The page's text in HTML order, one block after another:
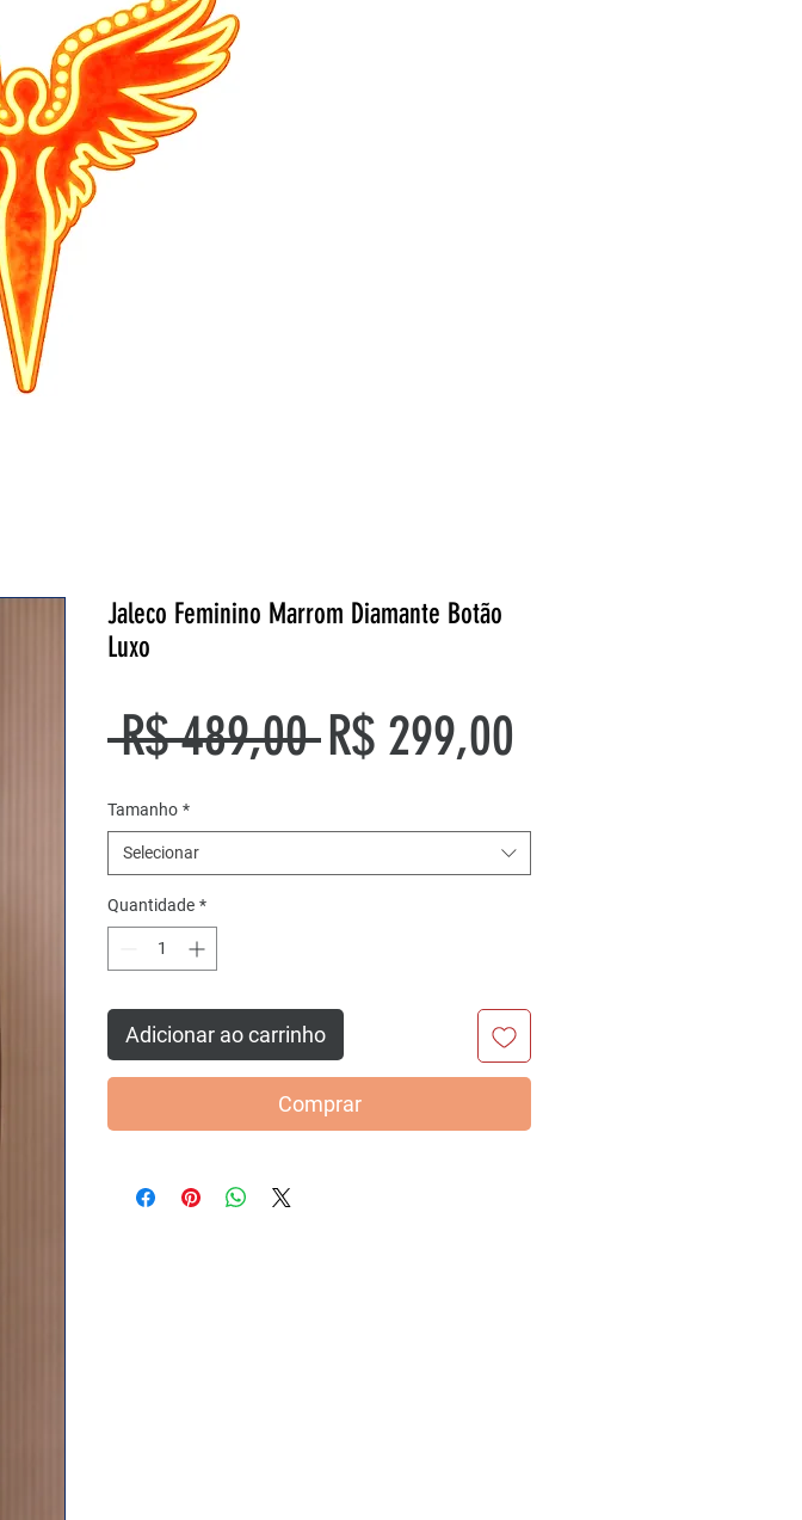
Jaleco Feminino Marrom Diamante Botão
Luxo
R$ 489,00 Preço
R$ 299,00
Tamanho *
Selecionar
Quantidade *
Adicionar ao carrinho
Comprar